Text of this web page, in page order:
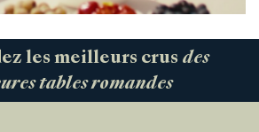
les meilleurs crus des
tables romandes